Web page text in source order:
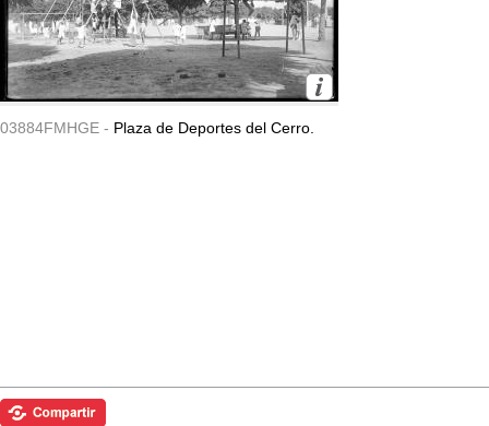
03884FMHGE - Plaza de Deportes del Cerro.